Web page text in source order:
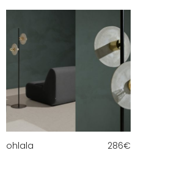
ohlala 286€